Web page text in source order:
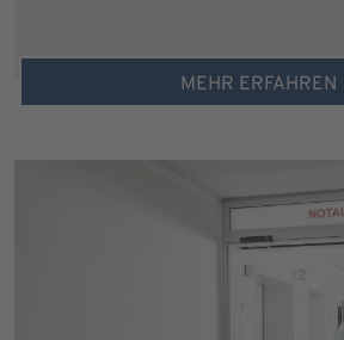
MEHR ERFAHREN